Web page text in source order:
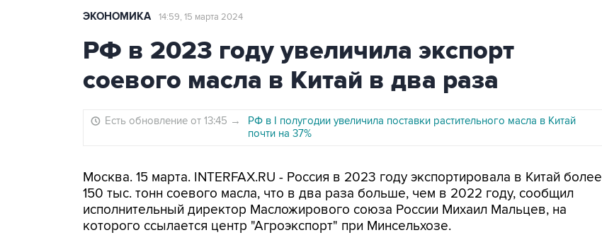
ЭКОНОМИКА 14:59, 15 марта 2024
РФ в 2023 году увеличила экспорт
соевого масла в Китай в два раза
Есть обновление от 13:45 →
РФ в I полугодии увеличила поставки растительного масла в Китай
почти на 37%
Москва. 15 марта. INTERFAX.RU - Россия в 2023 году экспортировала в Китай более
150 тыс. тонн соевого масла, что в два раза больше, чем в 2022 году, сообщил
исполнительный директор Масложирового союза России Михаил Мальцев, на
которого ссылается центр "Агроэкспорт" при Минсельхозе.